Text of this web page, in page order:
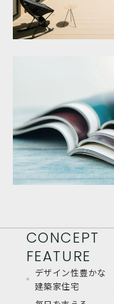
CONCEPT
FEATURE
デザイン性豊かな
建築家住宅